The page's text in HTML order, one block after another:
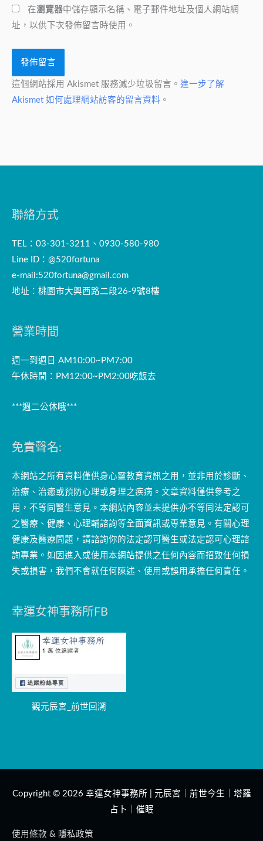
*
址
在瀏覽器中儲存顯示名稱、電子郵件地址及個人網站網
址，以供下次發佈留言時使用。
這個網站採用 Akismet 服務減少垃圾留言。 進一步了解
Akismet 如何處理網站訪客的留言資料 。
聯絡方式
TEL：03-301-3211、0930-580-980
Line ID：@520fortuna
e-mail:520fortuna@gmail.com
地址：桃園市大興西路二段26-9號8樓
營業時間
週一到週日 AM10:00~PM7:00
午休時間：PM12:00~PM2:00吃飯去
***週二公休哦***
免責聲名:
本網站之所有資料僅供身心靈教育資訊之用，並非用於診斷、
治療、治癒或預防心理或身理之疾病。文章資料僅供參考之
用，不等同醫生意見。本網站內容並未提供亦不等同法定認可
之醫療、健康、心理輔諮詢等全面資訊或專業意見。有關心理
健康及醫療問題，請諮詢你的法定認可醫生或法定認可心理諮
詢專業。如因進入或使用本網站提供之任何內容而招致任何損
失或損害，我們不會就任何陳述、使用或誤用承擔任何責任。
幸運女神事務所FB
觀元辰宮_前世回溯
Copyright © 2026 幸運女神事務所 | 元辰宮｜前世今生｜塔羅
占卜｜催眠
使用條款 & 隱私政策